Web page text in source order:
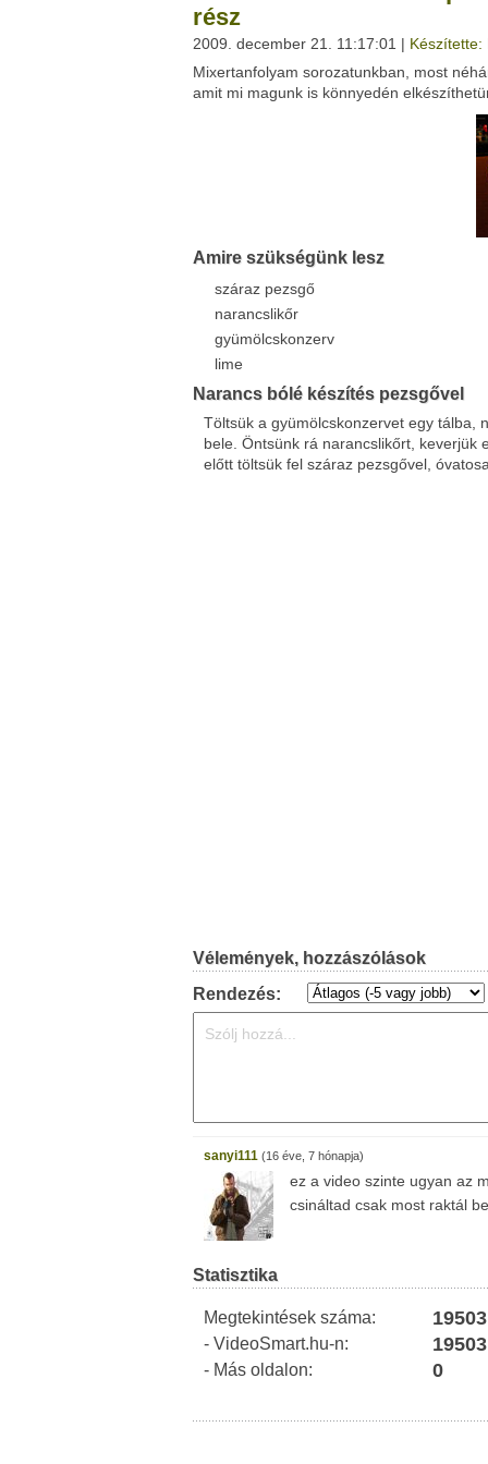
Facebook Twitter
Del.icio.us
Live
rész
2009. december 21. 11:17:01 | Készítette:
Mixertanfolyam sorozatunkban, most
amit mi magunk is könnyedén
Amire szükségünk lesz
száraz pezsgő
narancslikőr
gyümölcskonzerv
lime
Narancs bólé készítés pezsgővel
Töltsük a gyümölcskonzervet egy tálba,
bele. Öntsünk rá narancslikőrt, keverjük
előtt töltsük fel száraz pezsgővel,
Vélemények, hozzászólások
Rendezés:
sanyi111 (16 éve, 7 hónapja)
ez a video szinte ugyan az
csináltad csak most raktál
Statisztika
Megtekintések száma: 19503
- VideoSmart.hu-n: 19503
- Más oldalon: 0